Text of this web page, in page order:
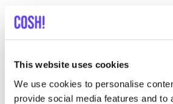
This website uses cookies
We use cookies to personalise
provide social media features and to
Meer merken